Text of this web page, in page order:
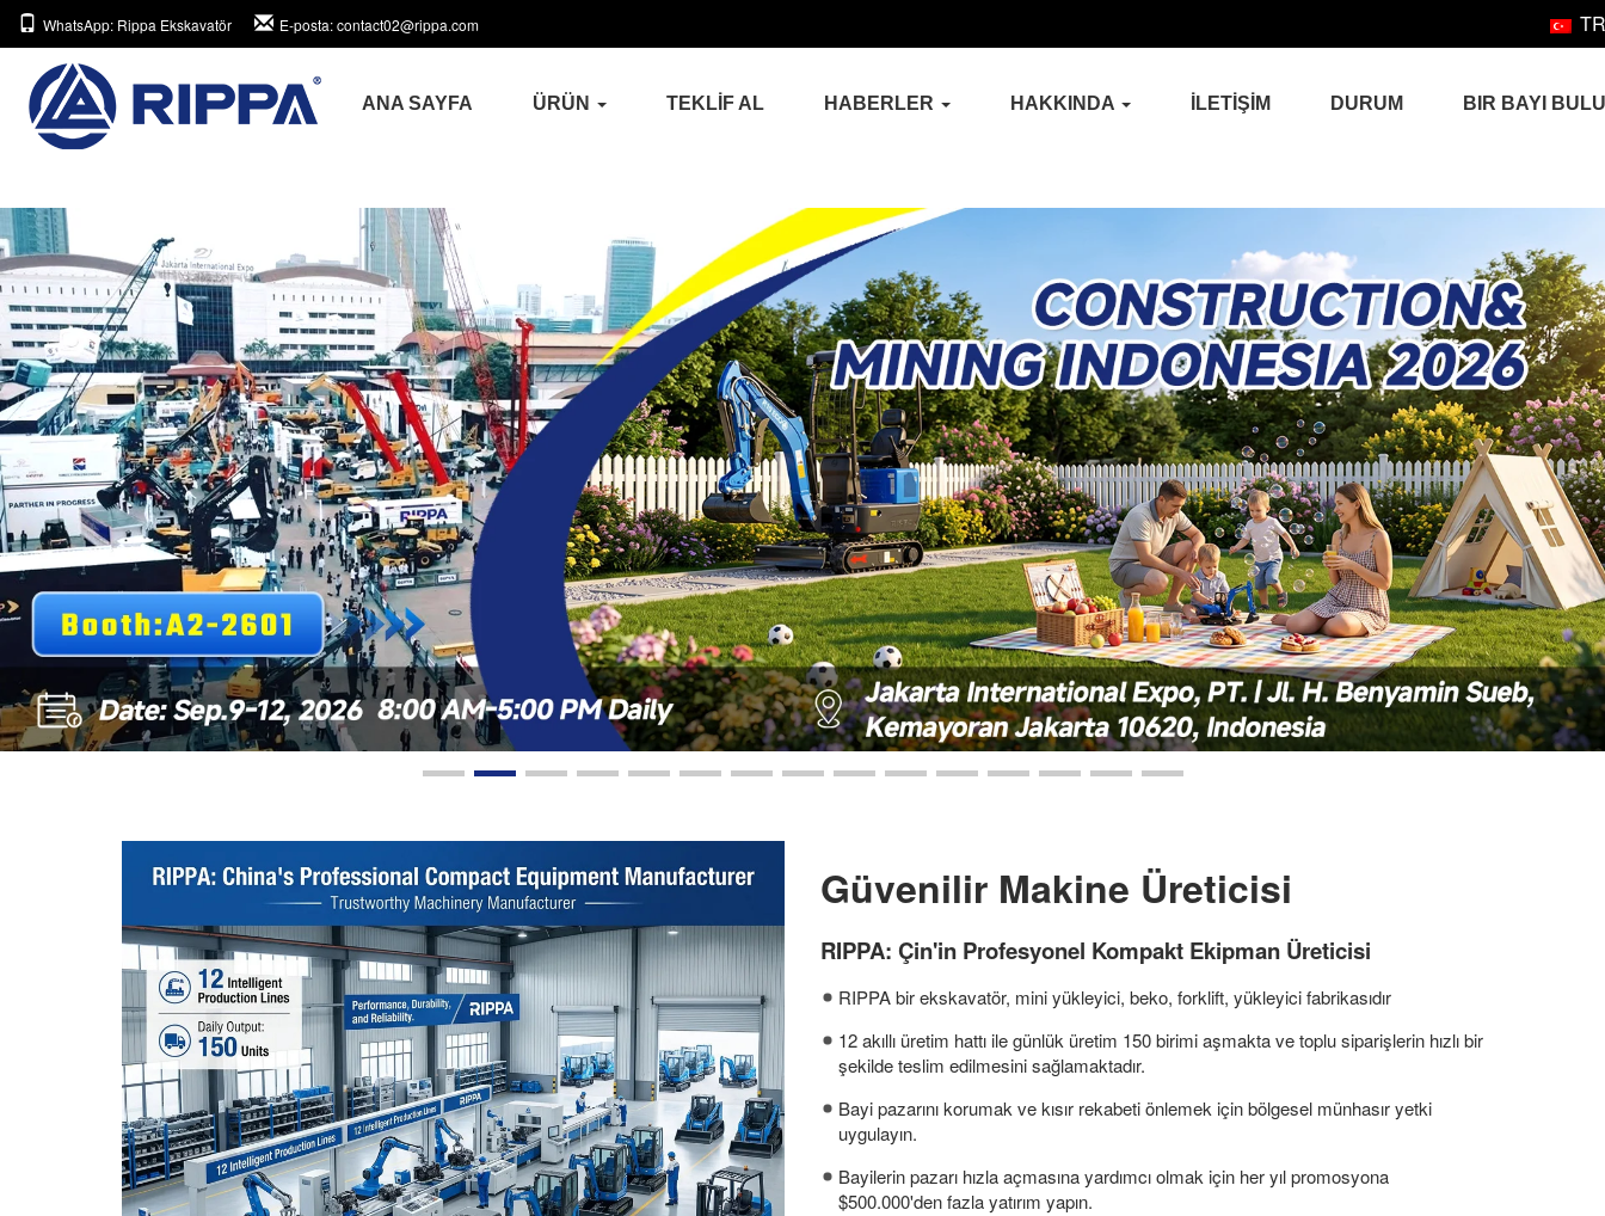
WhatsApp: Rippa Ekskavatör E-posta: contact02@rippa.com TR
ANA SAYFA ÜRÜN TEKLİF AL HABERLER HAKKINDA İLETİŞİM DURUM BIR BAYI
Güvenilir Makine Üreticisi
RIPPA: Çin'in Profesyonel Kompakt Ekipman Üreticisi
RIPPA bir ekskavatör, mini yükleyici, beko, forklift, yükleyici fabrikasıdır
12 akıllı üretim hattı ile günlük üretim 150 birimi aşmakta ve toplu siparişlerin hızlı bir
şekilde teslim edilmesini sağlamaktadır.
Bayi pazarını korumak ve kısır rekabeti önlemek için bölgesel münhasır yetki
uygulayın.
Bayilerin pazarı hızla açmasına yardımcı olmak için her yıl promosyona
$500.000'den fazla yatırım yapın.